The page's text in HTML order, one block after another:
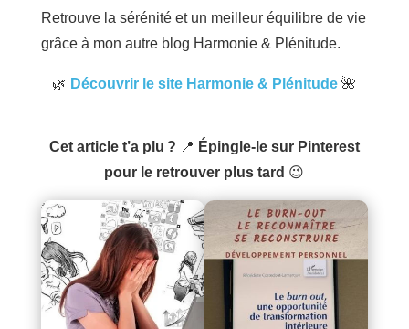
Retrouve la sérénité et un meilleur équilibre de vie
grâce à mon autre blog Harmonie & Plénitude.
🌿 Découvrir le site Harmonie & Plénitude 🌺
Cet article t’a plu ? 📍 Épingle-le sur Pinterest
pour le retrouver plus tard 😉